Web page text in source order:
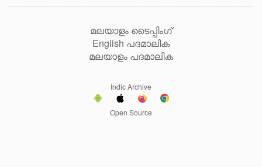
മലയാളം ടൈപ്പിംഗ്
English പദമാലിക
മലയാളം പദമാലിക
Indic Archive
Open Source